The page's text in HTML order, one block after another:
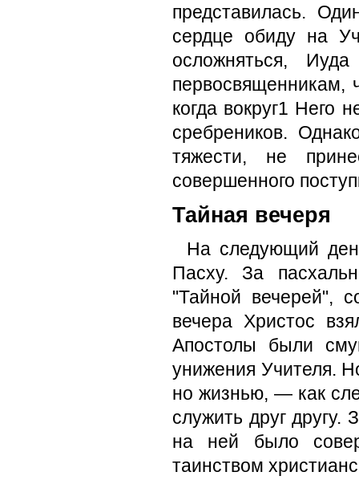
представилась.
сердце обиду на
осложняться,
первосвященникам,
когда вокруг1 Него
сребреников.
тяжести, не
совершенного
Тайная вечеря
На следующий
Пасху. За
"Тайной вечерей",
вечера Христос
Апостолы были
унижения Учителя.
но жизнью, — как
служить друг
на ней было
таинством